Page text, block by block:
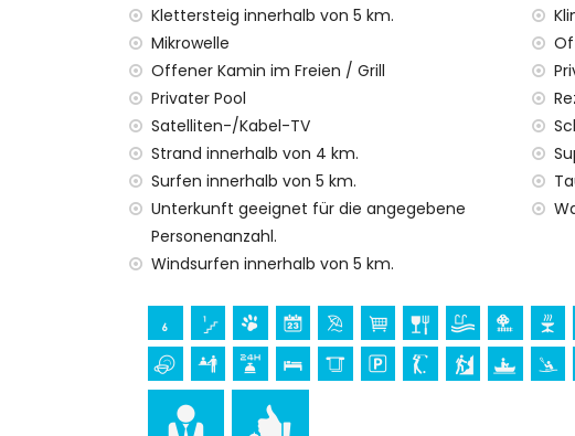
Empfangsservice und 24-Stunden-Notdienst
Luftheizung und Klimaanlage
Einrichtungen und Dienstleistungen gegen Aufpreis
Zustellbett und Kinderbetten/Kinderbetten (auf
Unterhaltungs- und Freizeitaktivitäten für Ihren
Bar (innerhalb von 5 Kilometern vom Haus)
Sehenswürdigkeiten und Kultur in Benissa, Costa
Museum (Moraira), Kirche (Kirche Unserer Lieben
(Moraira), Denkmal (Moraira), architektonisches
(innerhalb von 10 Kilometern von der Unterkunft)
Sport
Golf (Club de Golf Ifach), Klettern, Kanufahren,
und Windsurfen (innerhalb von 5 Kilometern vom
Klettersteig innerhalb von 5 km.
Mikrowelle
Offener Kamin im Freien / Grill
Privater Pool
Satelliten-/Kabel-TV
Strand innerhalb von 4 km.
Surfen innerhalb von 5 km.
Unterkunft geeignet für die angegebene
Personenanzahl.
Windsurfen innerhalb von 5 km.